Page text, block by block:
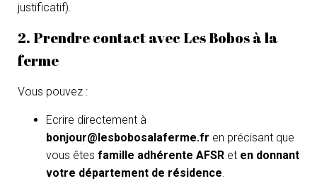
justificatif).
2. Prendre contact avec Les Bobos à la
ferme
Vous pouvez :
Ecrire directement à
bonjour@lesbobosalaferme.fr en précisant que
vous êtes famille adhérente AFSR et en donnant
votre département de résidence.